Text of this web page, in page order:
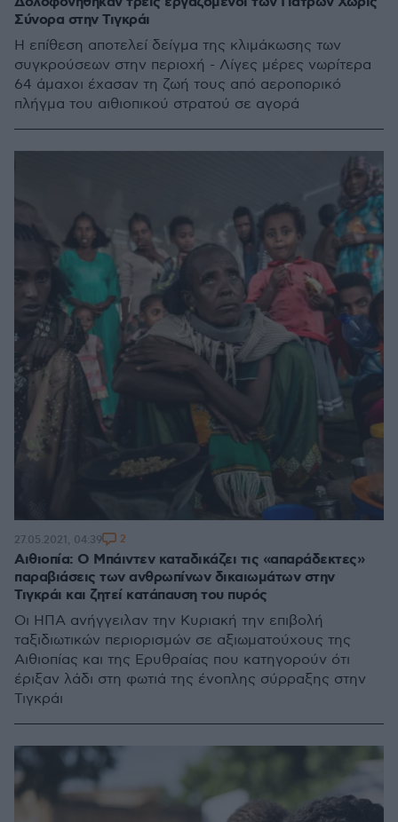
Σύνορα στην Τιγκράι
Η επίθεση αποτελεί δείγμα της κλιμάκωσης των
συγκρούσεων στην περιοχή - Λίγες μέρες νωρίτερα
64 άμαχοι έχασαν τη ζωή τους από αεροπορικό
πλήγμα του αιθιοπικού στρατού σε αγορά
Αιθιοπία: Ο Μπάιντεν καταδικάζει τις «απαράδεκτες»
παραβιάσεις των ανθρωπίνων δικαιωμάτων στην
Τιγκράι και ζητεί κατάπαυση του πυρός
Οι ΗΠΑ ανήγγειλαν την Κυριακή την επιβολή
ταξιδιωτικών περιορισμών σε αξιωματούχους της
Αιθιοπίας και της Ερυθραίας που κατηγορούν ότι
έριξαν λάδι στη φωτιά της ένοπλης σύρραξης στην
Τιγκράι
27.05.2021, 04:39 2